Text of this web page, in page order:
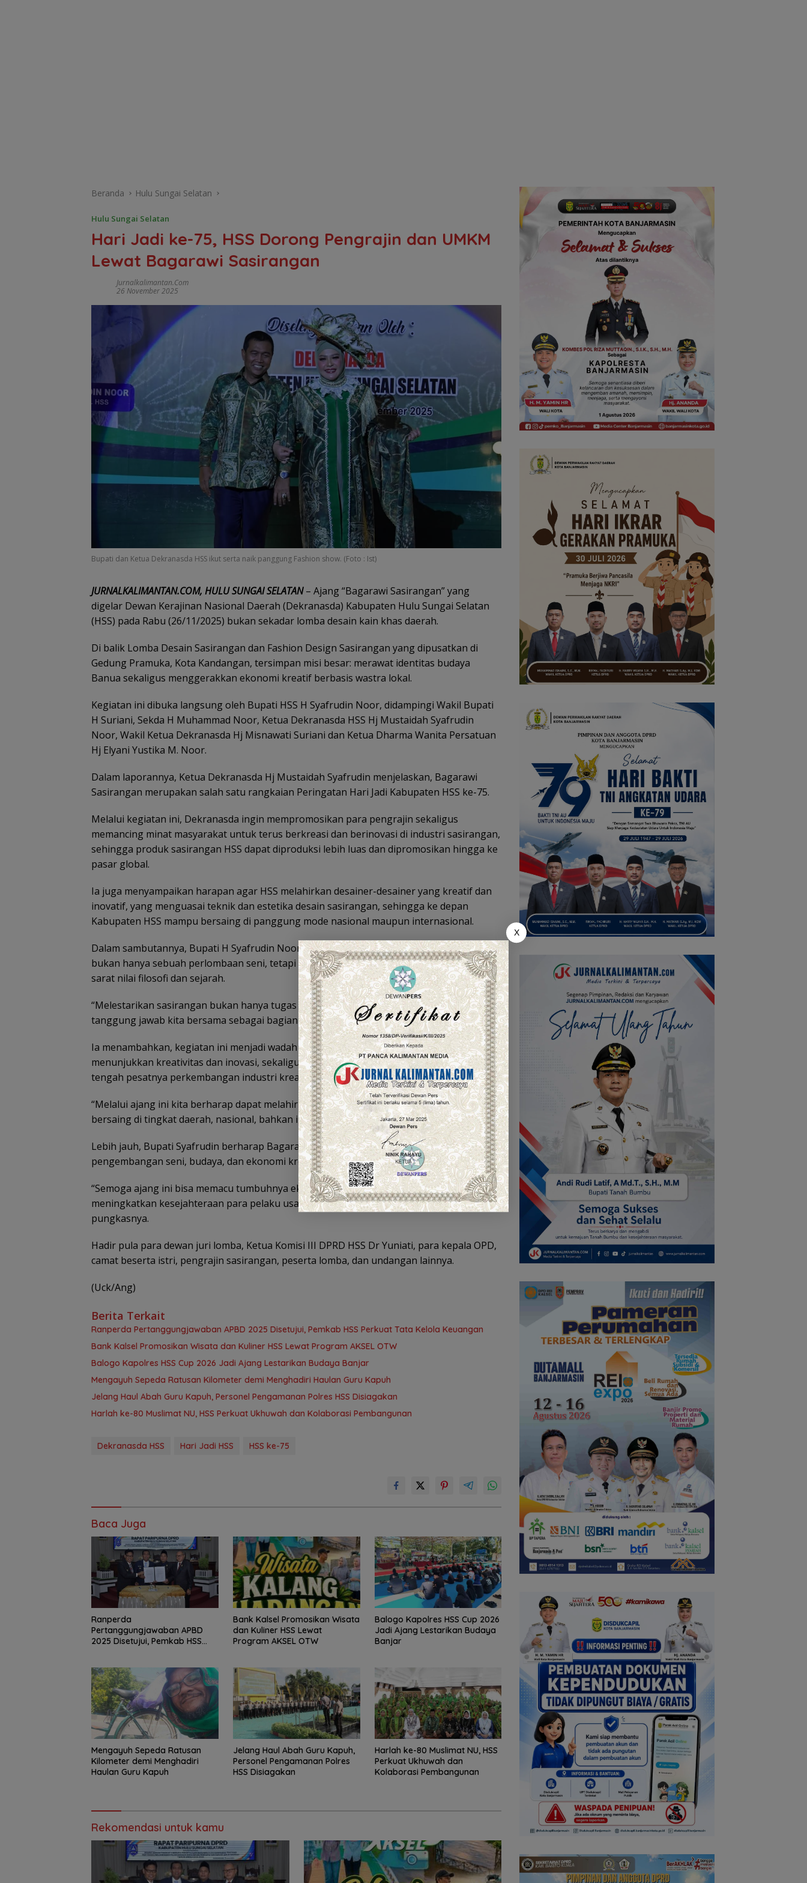
Beranda Hulu Sungai Selatan
Hulu Sungai Selatan
Hari Jadi ke-75, HSS Dorong Pengrajin dan UMKM
Lewat Bagarawi Sasirangan
Jurnalkalimantan.com
26 November 2025
Bupati dan Ketua Dekranasda HSS ikut serta naik panggung Fashion show. (Foto : Ist)
JURNALKALIMANTAN.COM, HULU SUNGAI SELATAN– Ajang “Bagarawi Sasirangan” yang
digelar Dewan Kerajinan Nasional Daerah (Dekranasda) Kabupaten Hulu Sungai Selatan
(HSS) pada Rabu (26/11/2025) bukan sekadar lomba desain kain khas daerah.
Di balik Lomba Desain Sasirangan dan Fashion Design Sasirangan yang dipusatkan di
Gedung Pramuka, Kota Kandangan, tersimpan misi besar: merawat identitas budaya
Banua sekaligus menggerakkan ekonomi kreatif berbasis wastra lokal.
Kegiatan ini dibuka langsung oleh Bupati HSS H Syafrudin Noor, didampingi Wakil Bupati
H Suriani, Sekda H Muhammad Noor, Ketua Dekranasda HSS Hj Mustaidah Syafrudin
Noor, Wakil Ketua Dekranasda Hj Misnawati Suriani dan Ketua Dharma Wanita Persatuan
Hj Elyani Yustika M. Noor.
Dalam laporannya, Ketua Dekranasda Hj Mustaidah Syafrudin menjelaskan, Bagarawi
Sasirangan merupakan salah satu rangkaian Peringatan Hari Jadi Kabupaten HSS ke-75.
Melalui kegiatan ini, Dekranasda ingin mempromosikan para pengrajin sekaligus
memancing minat masyarakat untuk terus berkreasi dan berinovasi di industri sasirangan,
sehingga produk sasirangan HSS dapat diproduksi lebih luas dan dipromosikan hingga ke
pasar global.
Ia juga menyampaikan harapan agar HSS melahirkan desainer-desainer yang kreatif dan
inovatif, yang menguasai teknik dan estetika desain sasirangan, sehingga ke depan
Kabupaten HSS mampu bersaing di panggung mode nasional maupun internasional.
Dalam sambutannya, Bupati H Syafrudin Noor menegaskan bahwa Bagarawi Sasirangan
bukan hanya sebuah perlombaan seni, tetapi ruang untuk merawat identitas budaya yang
sarat nilai filosofi dan sejarah.
“Melestarikan sasirangan bukan hanya tugas pelaku seni atau perajin, melainkan
tanggung jawab kita bersama sebagai bagian dari budaya Banua,” ujarnya.
Ia menambahkan, kegiatan ini menjadi wadah bagi desainer muda dan perajin lokal untuk
menunjukkan kreativitas dan inovasi, sekaligus memperkuat eksistensi sasirangan di
tengah pesatnya perkembangan industri kreatif.
“Melalui ajang ini kita berharap dapat melahirkan desain-desain baru yang mampu
bersaing di tingkat daerah, nasional, bahkan internasional,” tuturnya.
Lebih jauh, Bupati Syafrudin berharap Bagarawi Sasirangan memberi dampak nyata bagi
pengembangan seni, budaya, dan ekonomi kreatif di Kabupaten HSS.
“Semoga ajang ini bisa memacu tumbuhnya ekonomi kreatif daerah, sehingga dapat
meningkatkan kesejahteraan para pelaku usaha mikro di bidang kerajinan dan fashion,”
pungkasnya.
Hadir pula para dewan juri lomba, Ketua Komisi III DPRD HSS Dr Yuniati, para kepala OPD,
camat beserta istri, pengrajin sasirangan, peserta lomba, dan undangan lainnya.
(Uck/Ang)
Berita Terkait
Ranperda Pertanggungjawaban APBD 2025 Disetujui, Pemkab HSS Perkuat Tata Kelola Keuangan
Bank Kalsel Promosikan Wisata dan Kuliner HSS Lewat Program AKSEL OTW
Balogo Kapolres HSS Cup 2026 Jadi Ajang Lestarikan Budaya Banjar
Mengayuh Sepeda Ratusan Kilometer demi Menghadiri Haulan Guru Kapuh
Jelang Haul Abah Guru Kapuh, Personel Pengamanan Polres HSS Disiagakan
Harlah ke-80 Muslimat NU, HSS Perkuat Ukhuwah dan Kolaborasi Pembangunan
Dekranasda HSS Hari Jadi HSS HSS ke-75
Baca Juga
Ranperda
Pertanggungjawaban APBD
2025 Disetujui, Pemkab HSS
Bank Kalsel Promosikan Wisata
dan Kuliner HSS Lewat
Program AKSEL OTW
Balogo Kapolres HSS Cup 2026
Jadi Ajang Lestarikan Budaya
Banjar
Mengayuh Sepeda Ratusan
Kilometer demi Menghadiri
Haulan Guru Kapuh
Jelang Haul Abah Guru Kapuh,
Personel Pengamanan Polres
HSS Disiagakan
Harlah ke-80 Muslimat NU, HSS
Perkuat Ukhuwah dan
Kolaborasi Pembangunan
Rekomendasi untuk kamu
X